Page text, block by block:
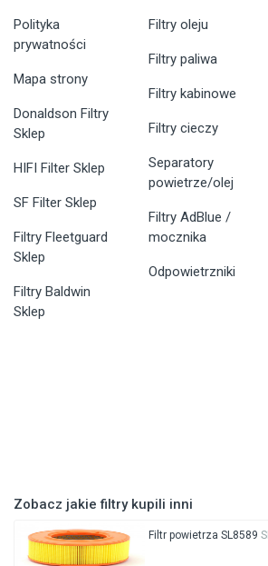
Polityka
prywatności
Mapa strony
Donaldson Filtry
Sklep
HIFI Filter Sklep
SF Filter Sklep
Filtry Fleetguard
Sklep
Filtry Baldwin
Sklep
Filtry oleju
Filtry paliwa
Filtry kabinowe
Filtry cieczy
Separatory
powietrze/olej
Filtry AdBlue /
mocznika
Odpowietrzniki
Zobacz jakie filtry kupili inni
Filtr powietrza SL8589